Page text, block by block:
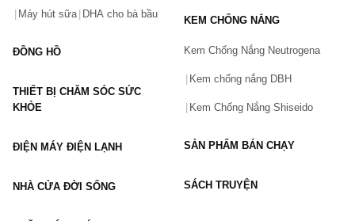
Vấn đề(*)
Máy hút sữa DHA cho bà bầu
ĐỒNG HỒ
THIẾT BỊ CHĂM SÓC SỨC
KHỎE
ĐIỆN MÁY ĐIỆN LẠNH
NHÀ CỬA ĐỜI SỐNG
KEM CHỐNG NẮNG
Kem Chống Nắng Neutrogena
Kem chống nắng DBH
Kem Chống Nắng Shiseido
SẢN PHẨM BÁN CHẠY
SÁCH TRUYỆN